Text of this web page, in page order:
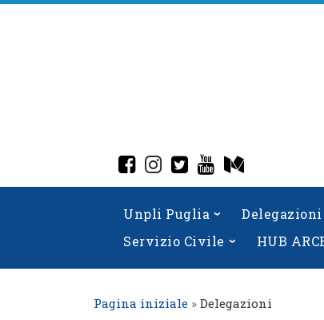
Skip
fab fa-facebook-square
fab fa-instagram
fab fa-twitter-square
fab fa-youtube
Unpli Puglia Delegazioni
Servizio Civile
HUB
Pagina iniziale » Delegazioni